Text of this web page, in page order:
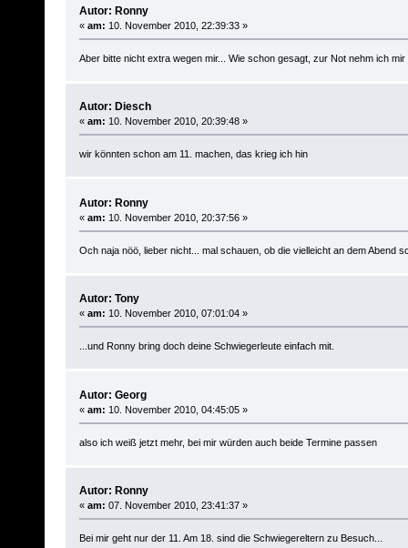
Autor: Ronny
« am: 10. November 2010, 22:39:33 »
Aber bitte nicht extra wegen mir... Wie schon gesagt, zur Not nehm ich mir
Autor: Diesch
« am: 10. November 2010, 20:39:48 »
wir könnten schon am 11. machen, das krieg ich hin
Autor: Ronny
« am: 10. November 2010, 20:37:56 »
Och naja nöö, lieber nicht... mal schauen, ob die vielleicht an dem Abend
Autor: Tony
« am: 10. November 2010, 07:01:04 »
...und Ronny bring doch deine Schwiegerleute einfach mit.
Autor: Georg
« am: 10. November 2010, 04:45:05 »
also ich weiß jetzt mehr, bei mir würden auch beide Termine passen
Autor: Ronny
« am: 07. November 2010, 23:41:37 »
Bei mir geht nur der 11. Am 18. sind die Schwiegereltern zu Besuch...